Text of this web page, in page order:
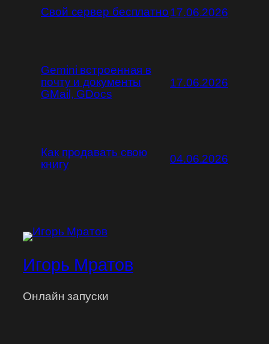
Свой сервер бесплатно17.06.2026
Gemini встроенная в
почту и документы
GMail, GDocs
17.06.2026
Как продавать свою
книгу
04.06.2026
Игорь Мратов
Онлайн запуски